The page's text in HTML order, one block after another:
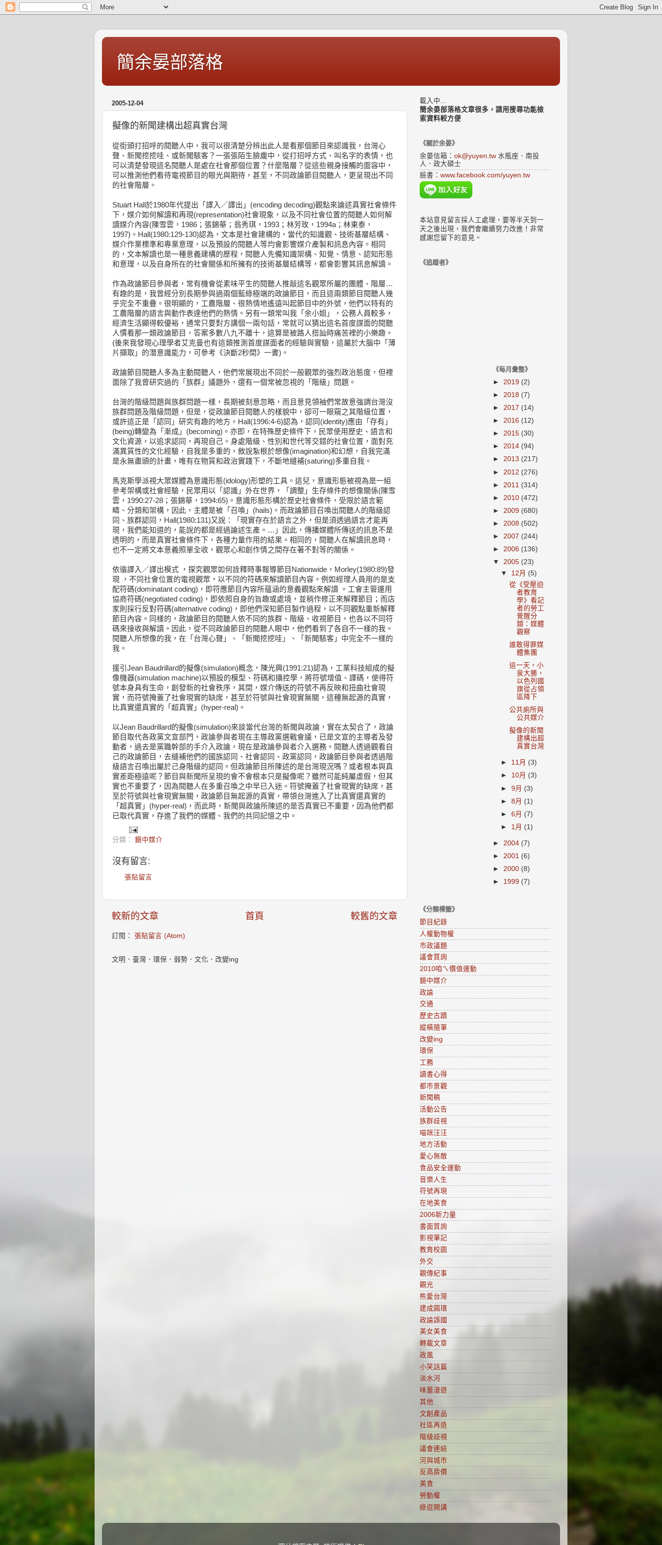
簡余晏部落格
2005-12-04
擬像的新聞建構出超真實台灣
從街頭打招呼的閱聽人中，我可以很清楚分辨出此人是看那個節目來認識我，台灣心
聲、新聞挖挖哇、或新聞駭客？一張張陌生臉龐中，從打招呼方式、叫名字的表情，也
可以清楚發現這名閱聽人是處在社會那個位置？什麼階層？從這些親身接觸的面容中，
可以推測他們看待電視節目的眼光與期待，甚至，不同政論節目閱聽人，更呈現出不同
的社會階層。
Stuart Hall於1980年代提出「譯入／譯出」(encoding decoding)觀點來論述真實社會條件
下，媒介如何解讀和再現(representation)社會現象，以及不同社會位置的閱聽人如何解
讀媒介內容(陳雪雲，1986；張錦華；翁秀琪，1993；林芳玫，1994a；林東泰，
1997)。Hall(1980:129-130)認為，文本是社會建構的，當代的知識觀、技術基層結構、
媒介作業標準和專業意理，以及預設的閱聽人等均會影響媒介產製和訊息內容。相同
的，文本解讀也是一種意義建構的歷程，閱聽人先備知識架構、知覺、情意、認知形態
和意理，以及自身所在的社會關係和所擁有的技術基層結構等，都會影響其訊息解讀。
作為政論節目參與者，常有機會從素味平生的閱聽人推敲這名觀眾所屬的團體、階層…
有趣的是，我曾經分別長期參與過兩個藍綠極端的政論節目，而且這兩類節目閱聽人幾
乎完全不重疊。很明顯的，工農階層、很熱情地遙遠叫起節目中的外號，他們以特有的
工農階層的語言與動作表達他們的熱情。另有一類常叫我「余小姐」，公務人員較多，
經濟生活顯得較優裕，通常只要對方講個一兩句話，常就可以猜出這名首度謀面的閱聽
人慣看那一類政論節目，答案多數八九不離十，這算是被路人搭訕時痛苦裡的小樂趣。
(後來我發現心理學者艾克曼也有這類推測首度謀面者的經驗與實驗，這屬於大腦中「薄
片擷取」的潛意識能力，可參考《決斷2秒間》一書)。
政論節目閱聽人多為主動閱聽人，他們常展現出不同於一般觀眾的強烈政治態度，但裡
面除了我曾研究過的「族群」議題外，還有一個常被忽視的「階級」問題。
台灣的階級問題與族群問題一樣，長期被刻意忽略，而且意見領袖們常故意強調台灣沒
族群問題及階級問題，但是，從政論節目閱聽人的樣貌中，卻可一眼窺之其階級位置，
或許這正是「認同」研究有趣的地方。Hall(1996:4-6)認為，認同(identity)應由「存有」
(being)轉變為「漸成」(becoming)。亦即，在特殊歷史條件下，民眾使用歷史、語言和
文化資源，以追求認同，再現自己。身處階級、性別和世代等交錯的社會位置，面對充
滿異質性的文化經驗，自我是多重的，敘說紮根於想像(imagination)和幻想，自我完滿
是永無盡頭的計畫，唯有在物質和政治實踐下，不斷地縫補(saturing)多重自我。
馬克斯學派視大眾媒體為意識形態(idology)形塑的工具。這兒，意識形態被視為是一組
參考架構或社會經驗，民眾用以「認識」外在世界，「調整」生存條件的想像關係(陳雪
雲，1990:27-28；張錦華，1994:65)。意識形態形構於歷史社會條件，受限於語言範
疇、分類和架構，因此，主體是被「召喚」(hails)。而政論節目召喚出閱聽人的階級認
同、族群認同，Hall(1980:131)又說：「現實存在於語言之外，但是須透過語言才能再
現，我們能知道的，能說的都是經過論述生產。…」因此，傳播媒體所傳送的訊息不是
透明的，而是真實社會條件下，各種力量作用的結果。相同的，閱聽人在解讀訊息時，
也不一定將文本意義照單全收，觀眾心和創作情之間存在著不對等的關係。
依循譯入／譯出模式 ，探究觀眾如何詮釋時事報導節目Nationwide，Morley(1980:89)發
現 ，不同社會位置的電視觀眾，以不同的符碼來解讀節目內容。例如經理人員用的是支
配符碼(dominatant coding)，即符應節目內容所蘊涵的意義觀點來解讀 。工會主管運用
協商符碼(negotiated coding)，即依照自身的旨趣或處境，並稍作修正來解釋節目；而店
家則採行反對符碼(alternative coding)，即他們深知節目製作過程，以不同觀點重新解釋
節目內容。同樣的，政論節目的閱聽人依不同的族群、階級、收視節目，也各以不同符
碼來接收與解讀。因此，從不同政論節目的閱聽人眼中，他們看到了各自不一樣的我。
閱聽人所想像的我，在「台灣心聲」、「新聞挖挖哇」、「新聞駭客」中完全不一樣的
我。
援引Jean Baudrillard的擬像(simulation)概念，陳光興(1991:21)認為，工業科技組成的擬
像機器(simulation machine)以預設的模型、符碼和攝控學，將符號增值、譯碼，使得符
號本身具有生命，創發新的社會秩序，其間，媒介傳送的符號不再反映和扭曲社會現
實，而符號掩蓋了社會現實的缺席，甚至於符號與社會現實無關，這種無起源的真實，
比真實還真實的「超真實」(hyper-real)。
以Jean Baudrillard的擬像(simulation)來談當代台灣的新聞與政論，實在太契合了，政論
節目取代各政黨文宣部門，政論參與者現在主導政黨選戰會議，已是文宣的主導者及發
動者，過去是黨職幹部的手介入政論，現在是政論參與者介入選務。閱聽人透過觀看自
己的政論節目，去縫補他們的國族認同、社會認同、政黨認同，政論節目參與者透過階
級語言召喚出屬於己身階級的認同。但政論節目所陳述的是台灣現況嗎？或者根本與真
實差距極遠呢？節目與新聞所呈現的會不會根本只是擬像呢？雖然可能純屬虛假，但其
實也不重要了，因為閱聽人在多重召喚之中早已入迷。符號掩蓋了社會現實的缺席，甚
至於符號與社會現實無關，政論節目無起源的真實，帶領台灣進入了比真實還真實的
「超真實」(hyper-real)，而此時，新聞與政論所陳述的是否真實已不重要，因為他們都
已取代真實，存進了我們的媒體、我們的共同記憶之中。
分類： 鏡中媒介
沒有留言:
張貼留言
較新的文章 較舊的文章
首頁
訂閱： 張貼留言 (Atom)
文明．臺灣．環保．弱勢．文化．改變ing
載入中...
簡余晏部落格文章很多，請用搜尋功能檢
索資料較方便
《關於余晏》
余晏信箱： ok@yuyen.tw 水瓶座．南投
人．政大碩士
臉書： www.facebook.com/yuyen.tw
本站意見留言採人工處理，要等半天到一
天之後出現，我們會繼續努力改進！非常
感謝您留下的意見。
《追蹤者》
《每月彙整》
► 2019 (2)
► 2018 (7)
► 2017 (14)
► 2016 (12)
► 2015 (30)
► 2014 (94)
► 2013 (217)
► 2012 (276)
► 2011 (314)
► 2010 (472)
► 2009 (680)
► 2008 (502)
► 2007 (244)
► 2006 (136)
▼ 2005 (23)
▼ 12月 (5)
從《受壓迫
者教育
學》看記
者的勞工
覺醒分
類：媒體
觀察
誰敢得罪媒
體集團
這一天，小
泉大勝，
以色列國
旗從占領
區降下
公共廁所與
公共媒介
擬像的新聞
建構出超
真實台灣
► 11月 (3)
► 10月 (3)
►9月 (3)
►8月 (1)
►6月 (7)
► 1月 (1)
► 2004 (7)
► 2001 (6)
► 2000 (8)
► 1999 (7)
《分類標籤》
節目紀錄
人權動物權
市政議題
議會質詢
2010咱ㄟ價值運動
鏡中媒介
政論
交通
歷史古蹟
縱橫隨筆
改變ing
環保
工務
讀書心得
都市景觀
新聞稿
活動公告
族群歧視
喵咪汪汪
地方活動
愛心無敵
食品安全運動
音樂人生
符號再現
在地美食
2006新力量
書面質詢
影視筆記
教育校園
外交
觀傳紀事
觀光
熊愛台灣
建成圓環
政論誤國
美女美食
轉載文章
政風
小笑話篇
淡水河
味蕾漫遊
其他
文創產品
社區再造
階級歧視
議會連結
河與城市
反高房價
美食
勞動權
綠逗開講